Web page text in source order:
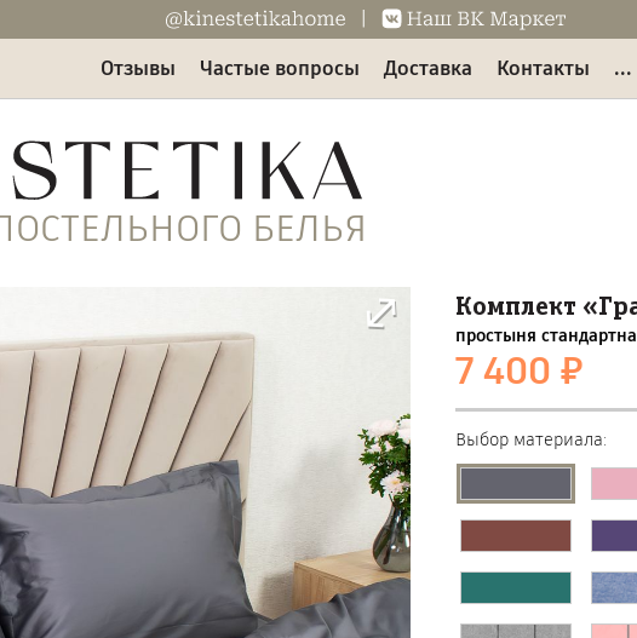
БЕЛЬЯ
Отзывы Частые вопросы Доставка Контакты ...
Комплект
простыня
7 400 ₽
Выбор материала: